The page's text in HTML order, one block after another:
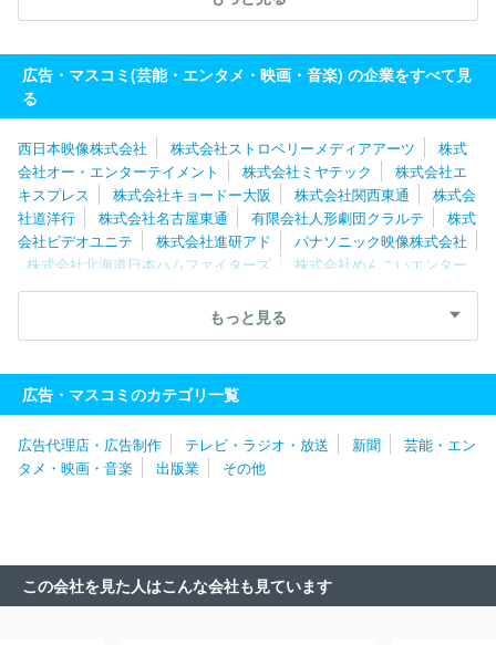
式会社バンダイナムコフィルムワークス
式会社ｄｒａｗｉｚ
ＡＡ ＭＯＶＩＥ株式会社
株式会社文化工
房
株式会社プラスミック・シーエフピー
株式会社テレビマンユ
ニオン
広告・マスコミ(芸能・エンタメ・映画・音楽) の企業をすべて見
る
西日本映像株式会社 株式会社ストロベリーメディアアーツ
株式
会社オー・エンターテイメント
株式会社ミヤテック
株式会社エ
キスプレス
株式会社キョードー大阪 株式会社関西東通
株式会
社道洋行
株式会社名古屋東通 有限会社人形劇団クラルテ
株式
会社ビデオユニテ
株式会社進研アド
パナソニック映像株式会社
株式会社北海道日本ハムファイターズ
株式会社めんこいエンター
プライズ
株式会社わらび座
株式会社ソニー・ミュージックエン
株式会社ユーフィールド
株式会社バンダイナム
コフィルムワークス
リトルスタジオインク株式会社
株式会社エネット
株式会社ジー
ズ・コーポレーション
株式会社ｄｒａｗｉｚ
会社ダイジョブス
株式会社デジタルエッグ
株式会社二番工房
四季株式会社
株式会社サンライズプロモーション
ン
松竹株式会社 株式会社テレビ東京メディアネット
株式会社
マーベル
株式会社ジールコミュニケーションズ
ニープロモーション
株式会社ＳＭＩＬＥ‐ＵＰ．
東映株式会社
もっと見る
広告・マスコミのカテゴリ一覧
広告代理店・広告制作 テレビ・ラジオ・放送 新聞
芸能・エン
タメ・映画・音楽
出版業 その他
この会社を見た人はこんな会社も見ています